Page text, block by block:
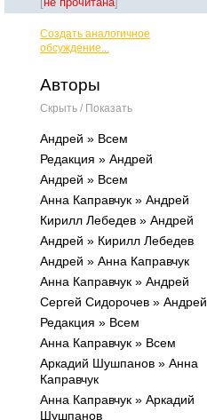
Создать аналогичное
обсуждение...
Авторы
Скрыть / Показать
Андрей » Всем
Редакция » Андрей
Андрей » Всем
Анна Каправчук » Андрей
Кирилл Лебедев » Андрей
Андрей » Кирилл Лебедев
Андрей » Анна Каправчук
Анна Каправчук » Андрей
Cергей Сидорочев » Андрей
Редакция » Всем
Анна Каправчук » Всем
Аркадий Шушпанов » Анна
Каправчук
Анна Каправчук » Аркадий
Шушпанов